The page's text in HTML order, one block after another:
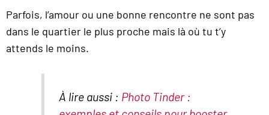
Parfois, l’amour ou une bonne rencontre ne sont pas
dans le quartier le plus proche mais là où tu t’y
attends le moins.
À lire aussi : Photo Tinder :